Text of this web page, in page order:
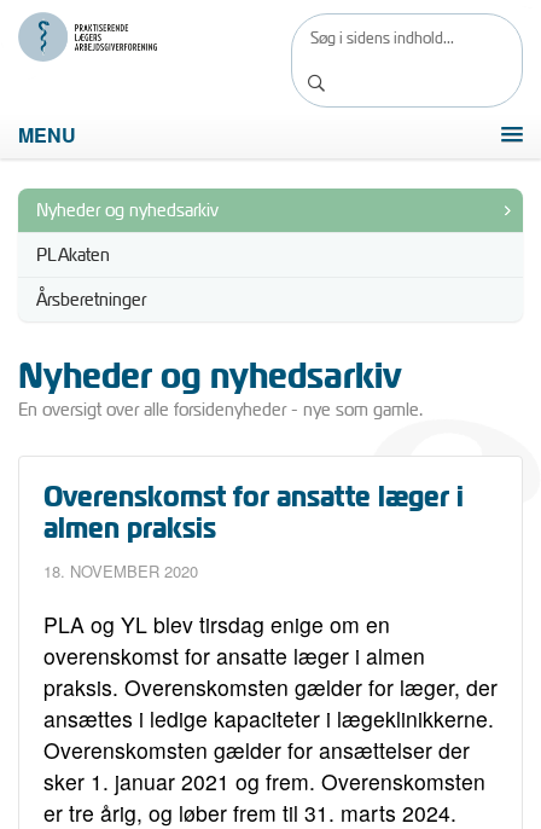
MENU
Nyheder og nyhedsarkiv
PLAkaten
Årsberetninger
Nyheder og nyhedsarkiv
En oversigt over alle forsidenyheder - nye som gamle.
Overenskomst for ansatte læger i
almen praksis
18. NOVEMBER 2020
PLA og YL blev tirsdag enige om en
overenskomst for ansatte læger i almen
praksis. Overenskomsten gælder for læger, der
ansættes i ledige kapaciteter i lægeklinikkerne.
Overenskomsten gælder for ansættelser der
sker 1. januar 2021 og frem. Overenskomsten
er tre årig, og løber frem til 31. marts 2024.